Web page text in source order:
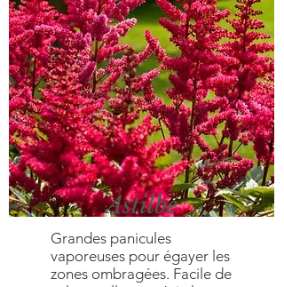
Astilbe
Grandes panicules
vaporeuses pour égayer les
zones ombragées. Facile de